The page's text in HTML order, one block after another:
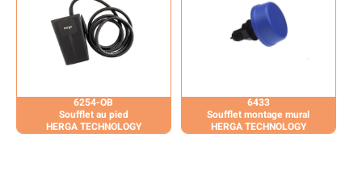
6254-OB
Soufflet au pied
HERGA TECHNOLOGY
6433
Soufflet montage mural
HERGA TECHNOLOGY